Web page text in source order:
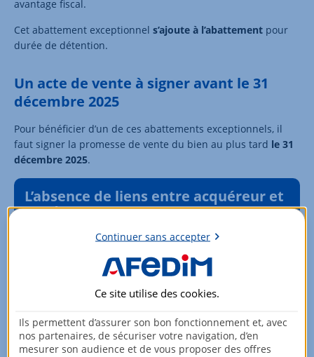
avantage fiscal.
Cet abattement exceptionnel s’ajoute à l’abattement pour
durée de détention.
Un acte de vente à signer avant le 31
décembre 2025
Pour bénéficier d’un de ces abattements exceptionnels, il
faut signer la promesse de vente du bien au plus tard le 31
décembre 2025.
L’absence de liens entre acquéreur et
vendeur
Les abattements exceptionnels pour construction de
logements collectifs ou pour zone tendue ne peuvent
pas s’appliquer si la vente du bien se fait
ascendant ou descendant, oupersonnes morales avec
Continuer sans accepter
Ce site utilise des cookies.
Ils permettent d’assurer son bon fonctionnement et, avec
nos partenaires, de sécuriser votre navigation, d’en
mesurer son audience et de vous proposer des offres